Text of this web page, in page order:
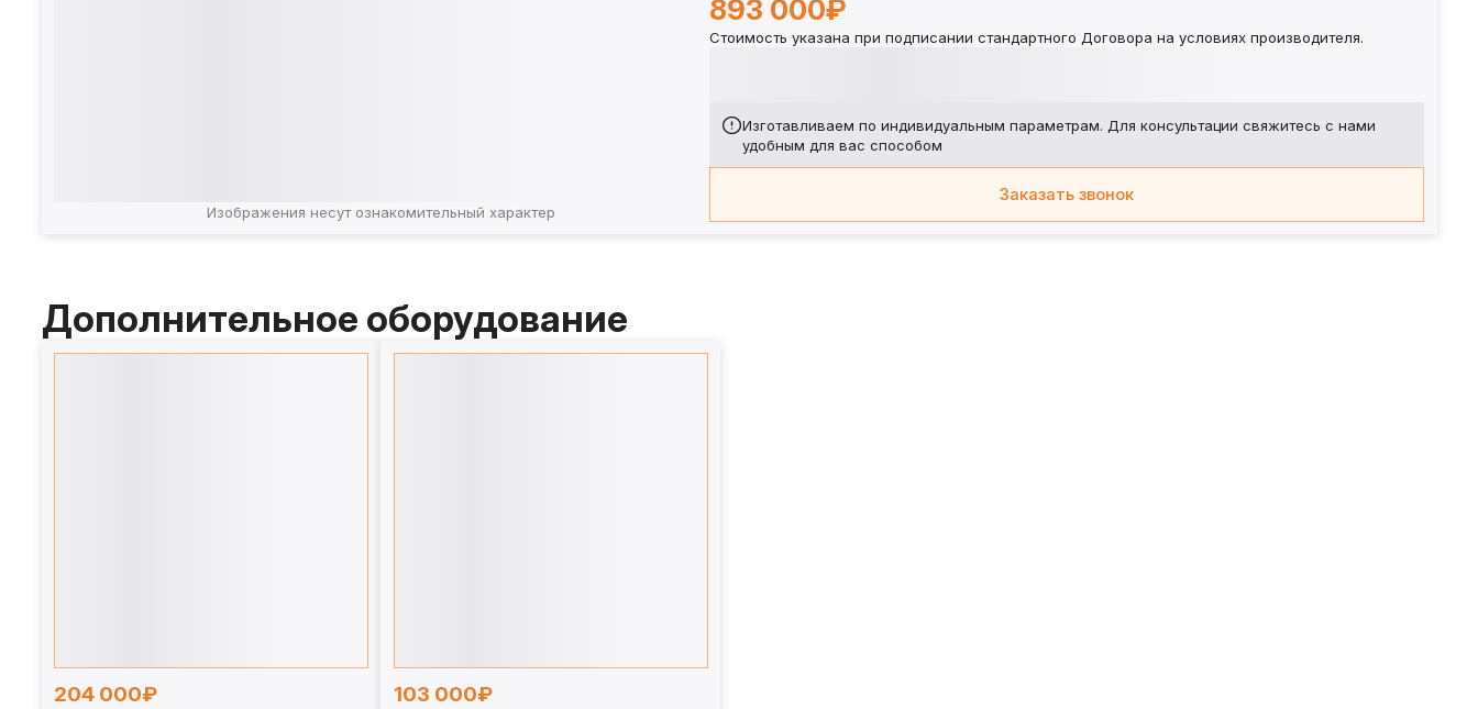
Изображения несут ознакомительный характер
893 000₽
Стоимость указана при подписании стандартного Договора на условиях производителя.
Изготавливаем по индивидуальным параметрам. Для консультации свяжитесь с нами
удобным для вас способом
Заказать звонок
Дополнительное оборудование
204 000₽ 103 000₽